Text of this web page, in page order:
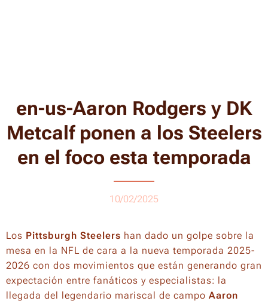
en-us-Aaron Rodgers y DK
Metcalf ponen a los Steelers
en el foco esta temporada
10/02/2025
Los Pittsburgh Steelers han dado un golpe sobre la
mesa en la NFL de cara a la nueva temporada 2025-
2026 con dos movimientos que están generando gran
expectación entre fanáticos y especialistas: la
llegada del legendario mariscal de campo Aaron